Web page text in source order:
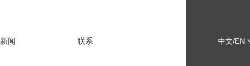
新闻 联系 中文/EN